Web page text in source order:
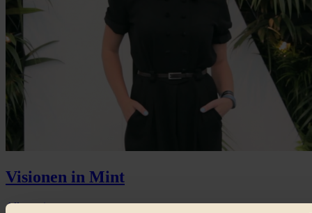
Visionen in Mint
Allgemein